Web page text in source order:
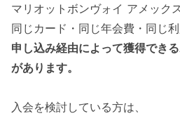
マリオットボンヴォイ アメックス
同じカード・同じ年会費・同じ利
申し込み経由によって獲得でき
があります。
入会を検討している方は、